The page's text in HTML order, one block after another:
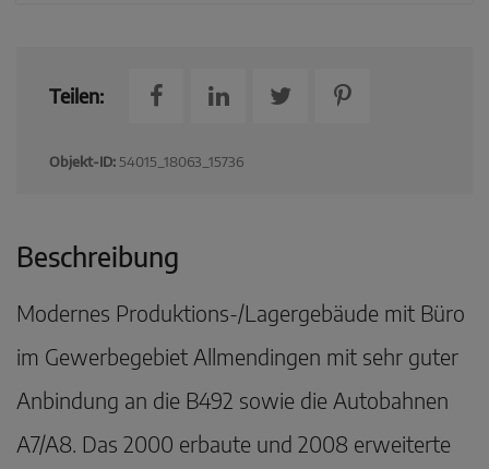
Teilen:
Objekt-ID: 54015_18063_15736
Beschreibung
Modernes Produktions-/Lagergebäude mit Büro
im Gewerbegebiet Allmendingen mit sehr guter
Anbindung an die B492 sowie die Autobahnen
A7/A8. Das 2000 erbaute und 2008 erweiterte